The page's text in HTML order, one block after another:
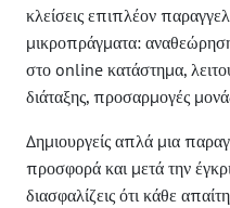
κλείσεις επιπλέον
μικροπράγματα:
στο online κατάστημα,
διάταξης, προσαρμογές
Δημιουργείς απλά μια
προσφορά και μετά την
διασφαλίζεις ότι κάθε